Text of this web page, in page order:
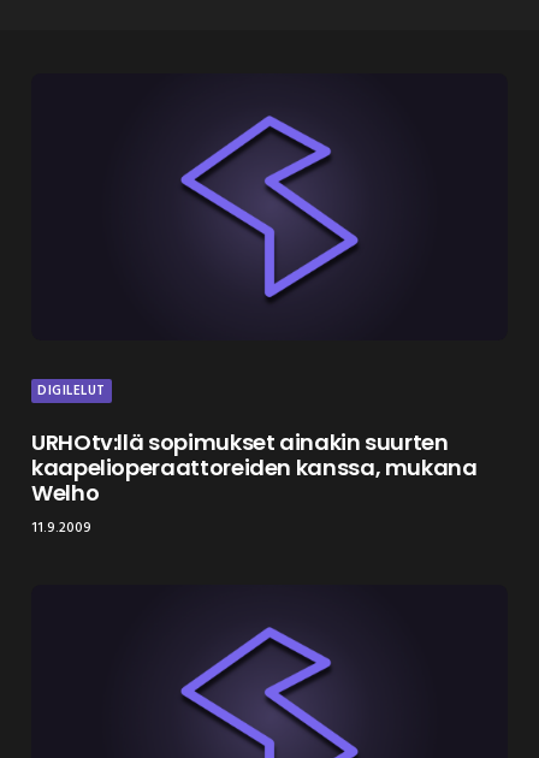
DIGILELUT
URHOtv:llä sopimukset ainakin suurten
kaapelioperaattoreiden kanssa, mukana
Welho
11.9.2009